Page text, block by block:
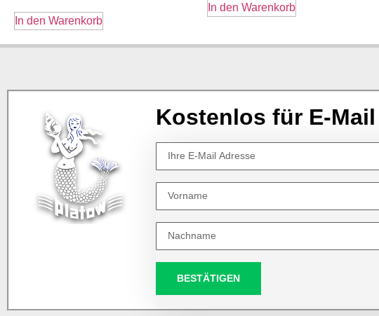
In den Warenkorb
In den Warenkorb
Kostenlos für E-
BESTÄTIGEN